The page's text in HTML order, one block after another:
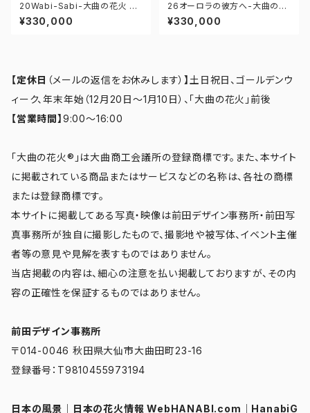
20Wabi-Sabi-大曲の花火 第
97回全国花火競技大会 - 176
671211959173
¥330,000
26オーロラの彼方へ-大曲の花
火 第97回全国花火競技大会 -
176671212359015
¥330,000
【定休日 （メールの返信をお休みします）】 土日祝日、ゴールデンウ
ィーク、年末年始（12月20日～1月10日）、「大曲の花火」前後
【営業時間】 9:00～16:00
「大曲の花火®」は大曲商工会議所の登録商標です。また、本サイト
に掲載されている商品またはサービスなどの名称は、各社の商標
または登録商標です。
本サイトに掲載してある写真・映像は前田デザイン事務所・前田写
真事務所が独自に撮影したもので、撮影地や被写体、イベント主催
者等の意見や見解を表すものではありません。
当店掲載の内容は、細心の注意を払い掲載しておりますが、その内
容の正確性を保証するものではありません。
前田デザイン事務所
〒014-0046 秋田県大仙市大曲田町23-16
登録番号：T9810455973194
日本の風景 日本の花火情報 WebHANABI.com HanabiG